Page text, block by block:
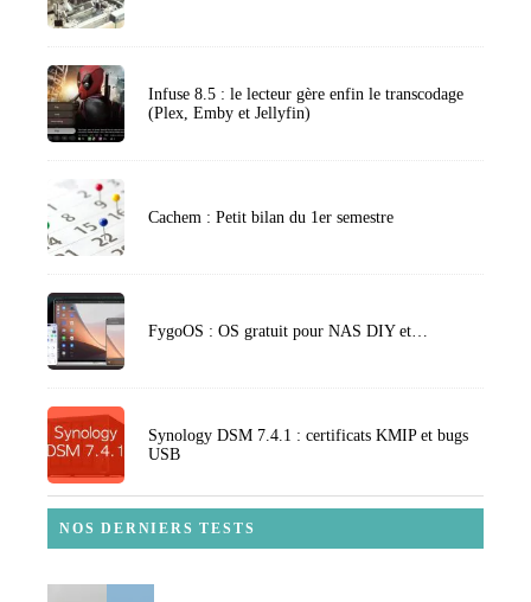
Infuse 8.5 : le lecteur gère enfin le transcodage
(Plex, Emby et Jellyfin)
Cachem : Petit bilan du 1er semestre
FygoOS : OS gratuit pour NAS DIY et…
Synology DSM 7.4.1 : certificats KMIP et bugs
USB
NOS DERNIERS TESTS